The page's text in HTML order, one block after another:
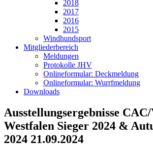
2018
2017
2016
2015
Windhundsport
Mitgliederbereich
Meldungen
Protokolle JHV
Onlineformular: Deckmeldung
Onlineformular: Wurrfmeldung
Downloads
Ausstellungsergebnisse
Westfalen Sieger 2024 &
2024 21.09.2024